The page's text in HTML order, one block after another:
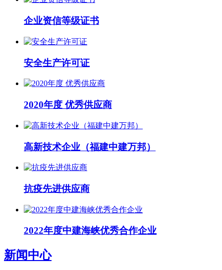
企业资信等级证书
安全生产许可证
2020年度 优秀供应商
高新技术企业（福建中建万邦）
抗疫先进供应商
2022年度中建海峡优秀合作企业
新闻中心